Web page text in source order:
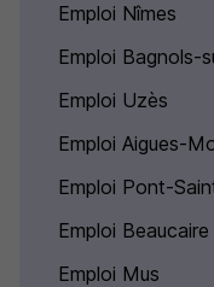
Emploi Nîmes
Emploi Bagnols-
Emploi Uzès
Emploi Aigues-
Emploi Pont-
Emploi Beaucaire
Emploi Mus